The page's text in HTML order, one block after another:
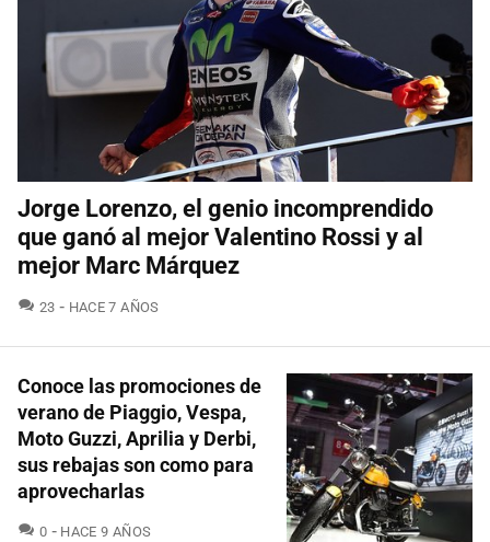
Jorge Lorenzo, el genio incomprendido
que ganó al mejor Valentino Rossi y al
mejor Marc Márquez
23 COMENTARIOS
HACE 7 AÑOS
Conoce las promociones de
verano de Piaggio, Vespa,
Moto Guzzi, Aprilia y Derbi,
sus rebajas son como para
aprovecharlas
0 COMENTARIOS
HACE 9 AÑOS